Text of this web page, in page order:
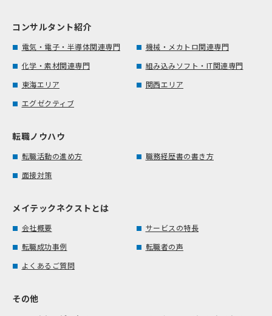
コンサルタント紹介
電気・電子・半導体関連専門
機械・メカトロ関連専門
化学・素材関連専門
組み込みソフト・IT関連専門
東海エリア
関西エリア
エグゼクティブ
転職ノウハウ
転職活動の進め方
職務経歴書の書き方
面接対策
メイテックネクストとは
会社概要
サービスの特長
転職成功事例
転職者の声
よくあるご質問
その他